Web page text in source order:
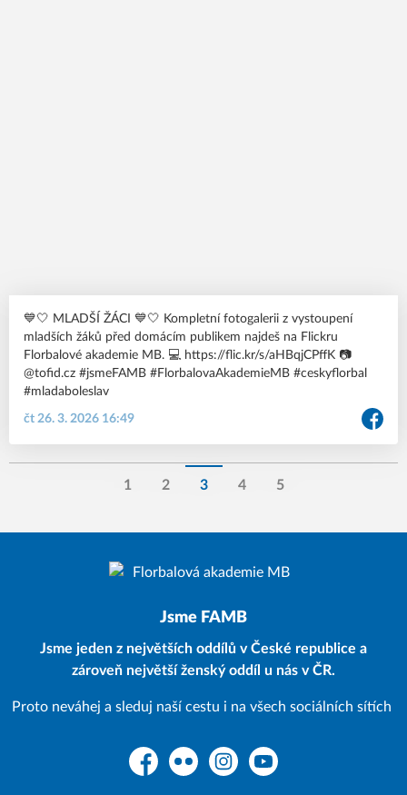
💙🤍 MLADŠÍ ŽÁCI 💙🤍 Kompletní fotogalerii z vystoupení
mladších žáků před domácím publikem najdeš na Flickru
Florbalové akademie MB. 💻 https://flic.kr/s/aHBqjCPffK 📷
@tofid.cz #jsmeFAMB #FlorbalovaAkademieMB #ceskyflorbal
#mladaboleslav
čt 26. 3. 2026 16:49
1 2 3 4 5
Jsme FAMB
Jsme jeden z největších oddílů v České republice a
zároveň největší ženský oddíl u nás v ČR.
Proto neváhej a sleduj naší cestu i na všech sociálních sítích
FacebookFlickr InstagramYouTube